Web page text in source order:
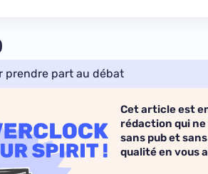
prendre part au débat
Cet article est
rédaction qui
sans pub et
qualité en vous